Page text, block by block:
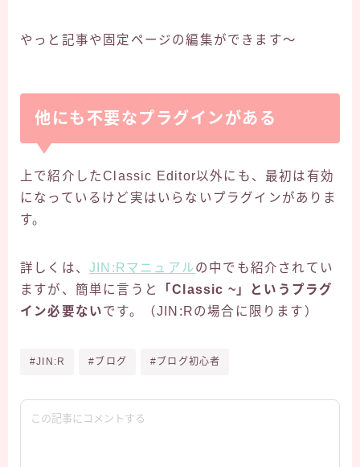
やっと記事や固定ページの編集ができます～
他にも不要なプラグインがある
上で紹介したClassic Editor以外にも、最初は有効
になっているけど実はいらないプラグインがありま
す。
詳しくは、 JIN:Rマニュアルの中でも紹介されてい
ますが、簡単に言うと
「Classic ~」というプラグ
イン必要ないです。（JIN:Rの場合に限ります）
#JIN:R #ブログ #ブログ初心者